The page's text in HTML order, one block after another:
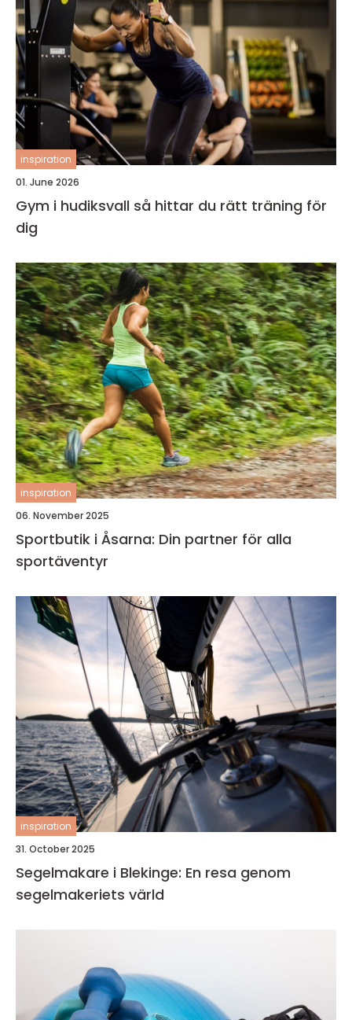
inspiration
01. June 2026
Gym i hudiksvall så hittar du rätt träning för
dig
inspiration
06. November 2025
Sportbutik i Åsarna: Din partner för alla
sportäventyr
inspiration
31. October 2025
Segelmakare i Blekinge: En resa genom
segelmakeriets värld